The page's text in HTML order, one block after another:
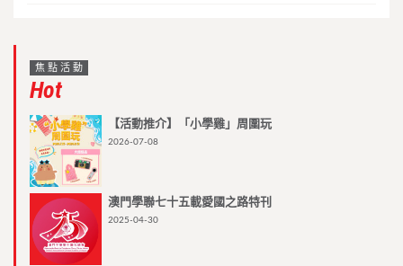
焦點活動
Hot
【活動推介】「小學雞」周圍玩
2026-07-08
澳門學聯七十五載愛國之路特刊
2025-04-30